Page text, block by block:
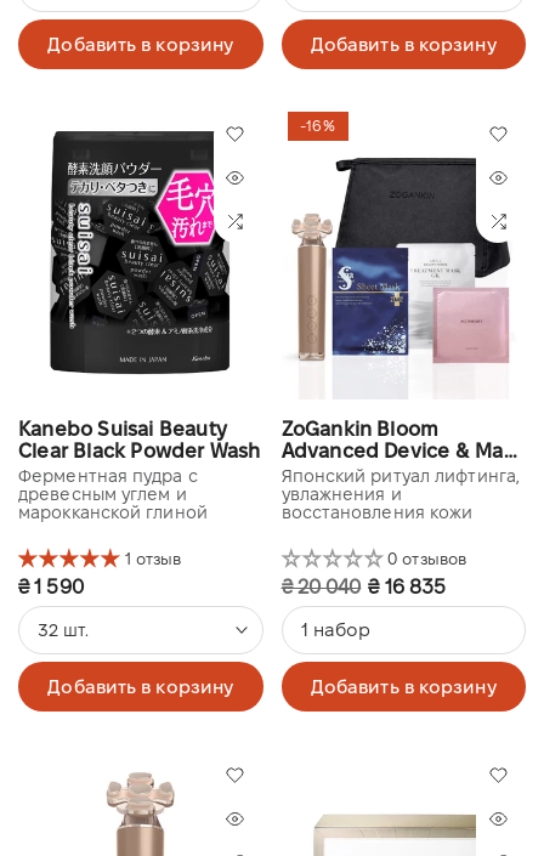
Добавить в корзину Добавить в корзину
Kanebo Suisai Beauty
Clear Black Powder Wash
Ферментная пудра с
древесным углем и
марокканской глиной
1 отзыв
₴ 1 590
32 шт.
Добавить в корзину
-16%
ZoGankin Bloom
Advanced Device & Mask
Ritual Set
Японский ритуал лифтинга,
увлажнения и
восстановления кожи
0 отзывов
₴ 20 040 ₴ 16 835
1 набор
Добавить в корзину